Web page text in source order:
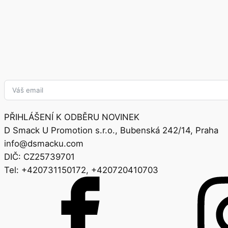
PŘIHLÁŠENÍ K ODBĚRU NOVINEK
D Smack U Promotion s.r.o., Bubenská 242/14, Praha
info@dsmacku.com
DIČ: CZ25739701
Tel: +420731150172, +420720410703